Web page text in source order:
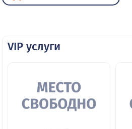
VIP услуги